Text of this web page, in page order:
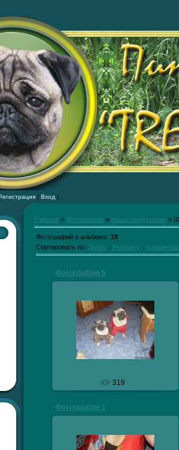
| Вход |
Главная » Фотоальбом » Наши выпускники »
Фотографий в альбоме: 19
Сортировать по: Дате · Рейтингу ·
Фотография 5
29.10.2009
veresmops
319
Фотография 1